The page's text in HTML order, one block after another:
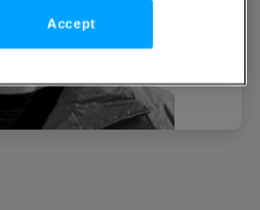
Accept